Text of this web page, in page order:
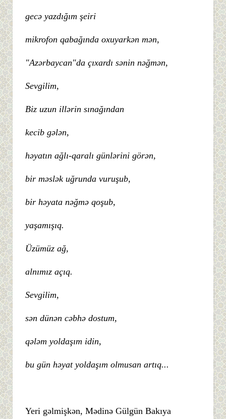
gecə yazdığım şeiri
mikrofon qabağında oxuyarkən mən,
"Azərbaycan"da çıxardı sənin nəğmən,
Sevgilim,
Biz uzun illərin sınağından
kecib gələn,
həyatın ağlı-qaralı günlərini görən,
bir məslək uğrunda vuruşub,
bir həyata nəğmə qoşub,
yaşamışıq.
Üzümüz ağ,
alnımız açıq.
Sevgilim,
sən dünən cəbhə dostum,
qələm yoldaşım idin,
bu gün həyat yoldaşım olmusan artıq...
Yeri gəlmişkən, Mədinə Gülgün Bakıya